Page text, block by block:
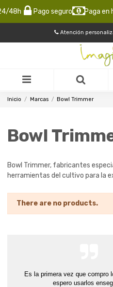
48h Pago seguro Paga en
Atención
Inicio Marcas Bowl Trimmer
Bowl
Bowl Trimmer, fabricantes
herramientas del cultivo para la
There are no products.
Es la primera vez que compro
espero usarlos